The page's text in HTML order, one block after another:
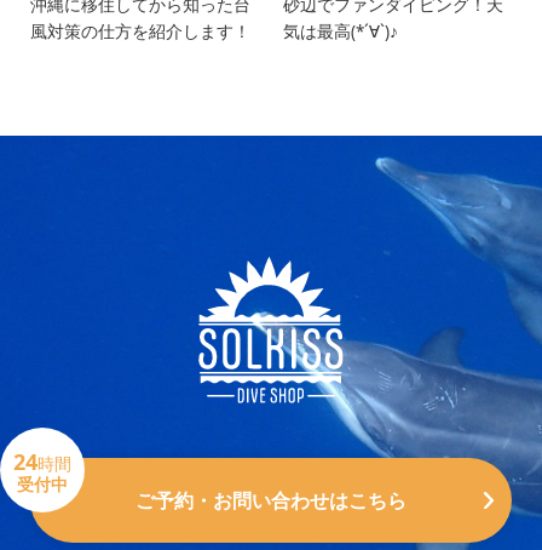
沖縄に移住してから知った台
風対策の仕方を紹介します！
砂辺でファンダイビング！天
気は最高(*´∀`)♪
24時間
受付中
ご予約・お問い合わせはこちら